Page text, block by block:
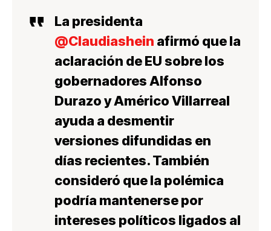
La presidenta
@Claudiashein afirmó que la
aclaración de EU sobre los
gobernadores Alfonso
Durazo y Américo Villarreal
ayuda a desmentir
versiones difundidas en
días recientes. También
consideró que la polémica
podría mantenerse por
intereses políticos ligados al